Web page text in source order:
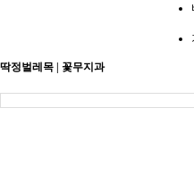
딱정벌레목 | 꽃무지과